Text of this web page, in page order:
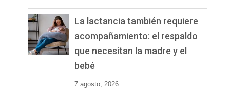
La lactancia también requiere
acompañamiento: el respaldo
que necesitan la madre y el
bebé
7 agosto, 2026